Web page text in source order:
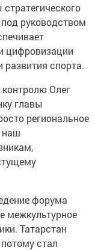
руководством
цифровизации
развития спорта.
Олег
главы
региональное
наш
форума
межкультурное
Татарстан
стал